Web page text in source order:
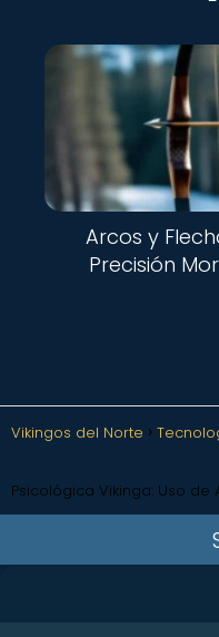
Arcos y
Precisión
Vikingos del Norte
Psicológica Vikinga: Uso de